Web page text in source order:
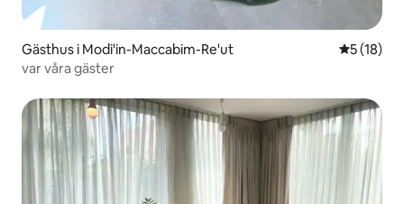
Gästhus i Modi'in-Maccabim-Re'ut 5 av 5 i
5 (18)
var våra gäster